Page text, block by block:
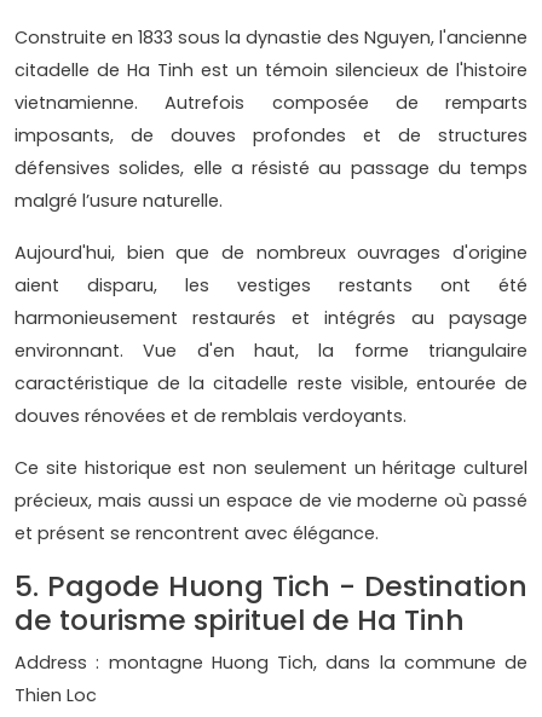
Construite en 1833 sous la dynastie des Nguyen, l'ancienne
citadelle de Ha Tinh est un témoin silencieux de l'histoire
vietnamienne. Autrefois composée de remparts
imposants, de douves profondes et de structures
défensives solides, elle a résisté au passage du temps
malgré l’usure naturelle.
Aujourd'hui, bien que de nombreux ouvrages d'origine
aient disparu, les vestiges restants ont été
harmonieusement restaurés et intégrés au paysage
environnant. Vue d'en haut, la forme triangulaire
caractéristique de la citadelle reste visible, entourée de
douves rénovées et de remblais verdoyants.
Ce site historique est non seulement un héritage culturel
précieux, mais aussi un espace de vie moderne où passé
et présent se rencontrent avec élégance.
5. Pagode Huong Tich - Destination
de tourisme spirituel de Ha Tinh
Address : montagne Huong Tich, dans la commune de
Thien Loc